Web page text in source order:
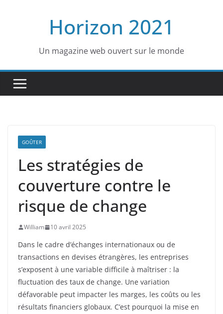
Horizon 2021
Un magazine web ouvert sur le monde
GOÛTER
Les stratégies de
couverture contre le
risque de change
William 10 avril 2025
Dans le cadre d’échanges internationaux ou de
transactions en devises étrangères, les entreprises
s’exposent à une variable difficile à maîtriser : la
fluctuation des taux de change. Une variation
défavorable peut impacter les marges, les coûts ou les
résultats financiers globaux. C’est pourquoi la mise en